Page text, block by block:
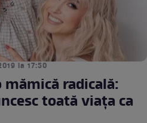
la 17:50
radicală:
toată viața ca